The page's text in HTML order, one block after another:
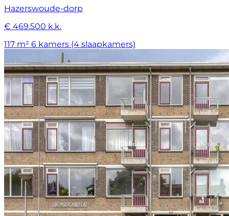
Hazerswoude-dorp
€ 469.500 k.k.
117 m² 6 kamers (4 slaapkamers)